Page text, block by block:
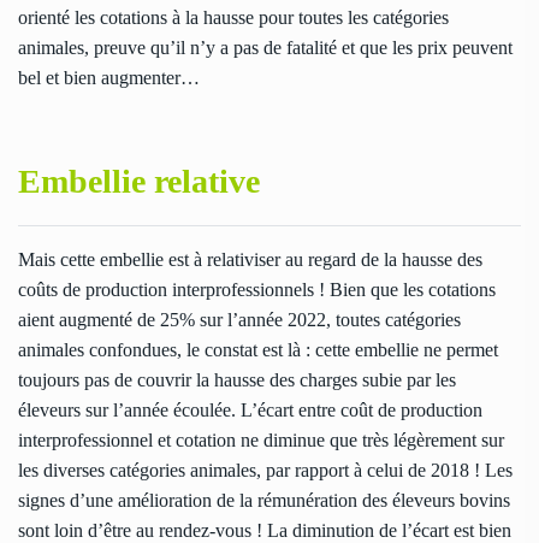
orienté les cotations à la hausse pour toutes les catégories
animales, preuve qu’il n’y a pas de fatalité et que les prix peuvent
bel et bien augmenter…
Embellie relative
Mais cette embellie est à relativiser au regard de la hausse des
coûts de production interprofessionnels ! Bien que les cotations
aient augmenté de 25% sur l’année 2022, toutes catégories
animales confondues, le constat est là : cette embellie ne permet
toujours pas de couvrir la hausse des charges subie par les
éleveurs sur l’année écoulée. L’écart entre coût de production
interprofessionnel et cotation ne diminue que très légèrement sur
les diverses catégories animales, par rapport à celui de 2018 ! Les
signes d’une amélioration de la rémunération des éleveurs bovins
sont loin d’être au rendez-vous ! La diminution de l’écart est bien